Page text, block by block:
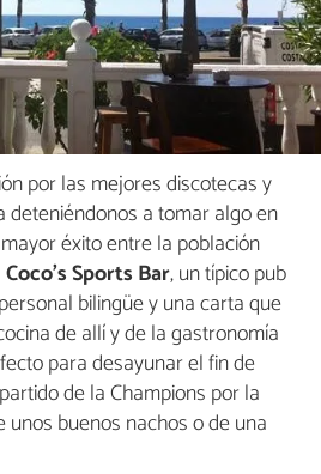
por las mejores discotecas y
deteniéndonos a tomar algo en
éxito entre la población
Coco’s Sports Bar, un típico pub
bilingüe y una carta que
de allí y de la gastronomía
para desayunar el fin de
de la Champions por la
unos buenos nachos o de una